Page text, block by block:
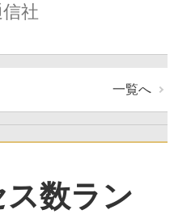
社
一覧へ
数ラン